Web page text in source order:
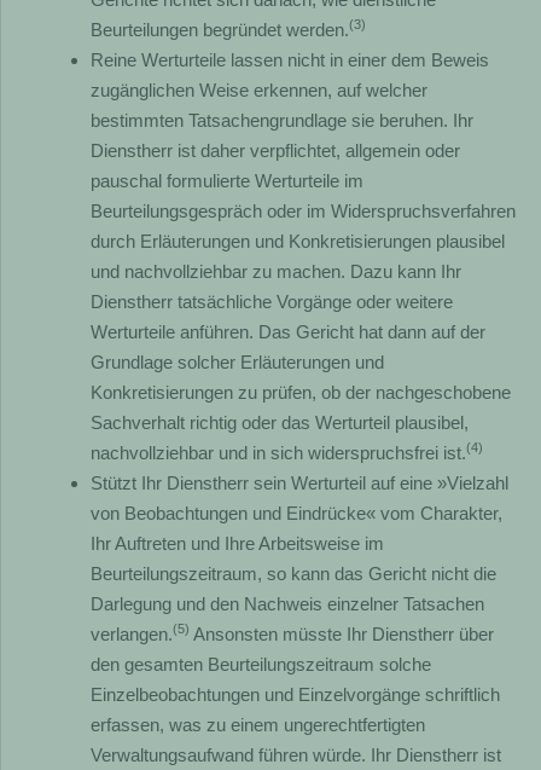
Beurteilungen begründet werden.(3)
Reine Werturteile lassen nicht in einer dem Beweis
zugänglichen Weise erkennen, auf welcher
bestimmten Tatsachengrundlage sie beruhen. Ihr
Dienstherr ist daher verpflichtet, allgemein oder
pauschal formulierte Werturteile im
Beurteilungsgespräch oder im Widerspruchsverfahren
durch Erläuterungen und Konkretisierungen plausibel
und nachvollziehbar zu machen. Dazu kann Ihr
Dienstherr tatsächliche Vorgänge oder weitere
Werturteile anführen. Das Gericht hat dann auf der
Grundlage solcher Erläuterungen und
Konkretisierungen zu prüfen, ob der nachgeschobene
Sachverhalt richtig oder das Werturteil plausibel,
nachvollziehbar und in sich widerspruchsfrei ist.(4)
Stützt Ihr Dienstherr sein Werturteil auf eine »Vielzahl
von Beobachtungen und Eindrücke« vom Charakter,
Ihr Auftreten und Ihre Arbeitsweise im
Beurteilungszeitraum, so kann das Gericht nicht die
Darlegung und den Nachweis einzelner Tatsachen
verlangen.(5) Ansonsten müsste Ihr Dienstherr über
den gesamten Beurteilungszeitraum solche
Einzelbeobachtungen und Einzelvorgänge schriftlich
erfassen, was zu einem ungerechtfertigten
Verwaltungsaufwand führen würde. Ihr Dienstherr ist